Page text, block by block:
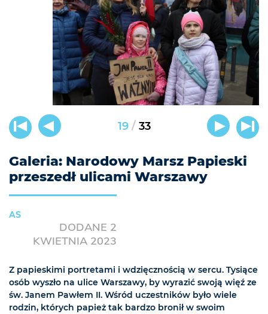
19 / 33
Galeria: Narodowy Marsz Papieski
przeszedł ulicami Warszawy
AS
DODANE 2
KWIETNIA 2023
Z papieskimi portretami i wdzięcznością w sercu. Tysiące
osób wyszło na ulice Warszawy, by wyrazić swoją więź ze
św. Janem Pawłem II. Wśród uczestników było wiele
rodzin, których papież tak bardzo bronił w swoim